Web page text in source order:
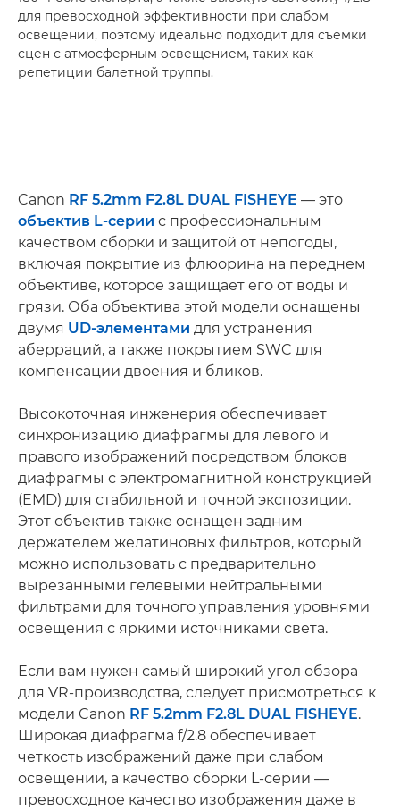
для превосходной эффективности при слабом
освещении, поэтому идеально подходит для съемки
сцен с атмосферным освещением, таких как
репетиции балетной труппы.
Canon RF 5.2mm F2.8L DUAL FISHEYE — это
объектив L-серии с профессиональным
качеством сборки и защитой от непогоды,
включая покрытие из флюорина на переднем
объективе, которое защищает его от воды и
грязи. Оба объектива этой модели оснащены
двумя UD-элементами для устранения
аберраций, а также покрытием SWC для
компенсации двоения и бликов.
Высокоточная инженерия обеспечивает
синхронизацию диафрагмы для левого и
правого изображений посредством блоков
диафрагмы с электромагнитной конструкцией
(EMD) для стабильной и точной экспозиции.
Этот объектив также оснащен задним
держателем желатиновых фильтров, который
можно использовать с предварительно
вырезанными гелевыми нейтральными
фильтрами для точного управления уровнями
освещения с яркими источниками света.
Если вам нужен самый широкий угол обзора
для VR-производства, следует присмотреться к
модели Canon RF 5.2mm F2.8L DUAL FISHEYE.
Широкая диафрагма f/2.8 обеспечивает
четкость изображений даже при слабом
освещении, а качество сборки L-серии —
превосходное качество изображения даже в